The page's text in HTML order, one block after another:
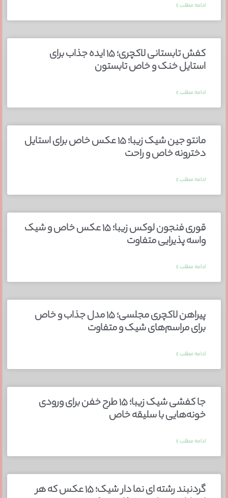
ادامه مطلب »
کفش تابستانی لاکچری؛ ۱۵ ایده‌ جذاب برای
استایل خنک و خاص تابستون
ادامه مطلب »
مانتو جین شیک زیبا؛ ۱۵ عکس خاص برای استایل
دخترونه خاص و راحت
ادامه مطلب »
قوری فنجون لوکس زیبا؛ ۱۵ عکس خاص و شیک
واسه پذیرایی متفاوت
ادامه مطلب »
پیراهن لاکچری مجلسی؛ ۱۵ مدل جذاب و خاص
برای مراسم‌های شیک و متفاوت
ادامه مطلب »
جا کفشی شیک زیبا؛ ۱۵ طرح خفن برای ورودی
خونه‌هایی با سلیقه خاص
ادامه مطلب »
گردنبند رشته ای نما دار شیک؛ ۱۵ عکس که هر